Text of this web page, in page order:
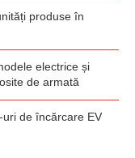
produse în
electrice și
de armată
uri de încărcare EV